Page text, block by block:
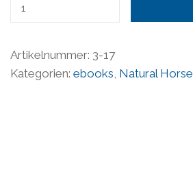
Angst
bei
Artikelnummer: 3-17
Kategorien: ebooks, Natural Horse